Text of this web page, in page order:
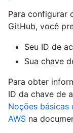
Para configurar
GitHub, você
Seu ID de
Sua chave
Para obter
ID da chave de
Noções básicas
AWS na